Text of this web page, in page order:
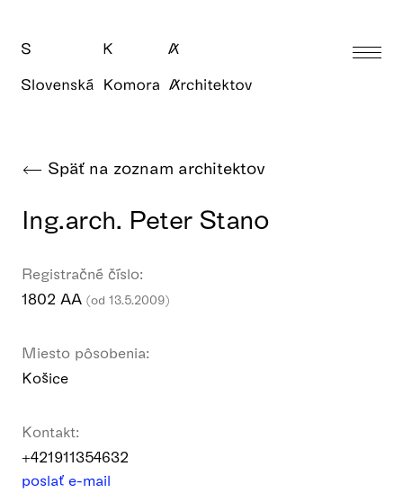
Späť na zoznam architektov
Ing.arch. Peter Stano
Registračné číslo:
1802 AA (od 13.5.2009)
Miesto pôsobenia:
Košice
Kontakt:
+421911354632
poslať e-mail